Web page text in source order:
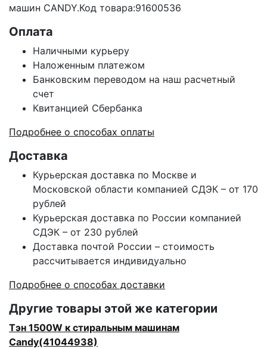
машин CANDY.Код товара:91600536
Оплата
Наличными курьеру
Наложенным платежом
Банковским переводом на наш расчетный
счет
Квитанцией Сбербанка
Подробнее о способах оплаты
Доставка
Курьерская доставка по Москве и
Московской области компанией СДЭК – от 170
рублей
Курьерская доставка по России компанией
СДЭК – от 230 рублей
Доставка почтой России – стоимость
рассчитывается индивидуально
Подробнее о способах доставки
Другие товары этой же категории
Тэн 1500W к стиральным машинам
Candy(41044938)